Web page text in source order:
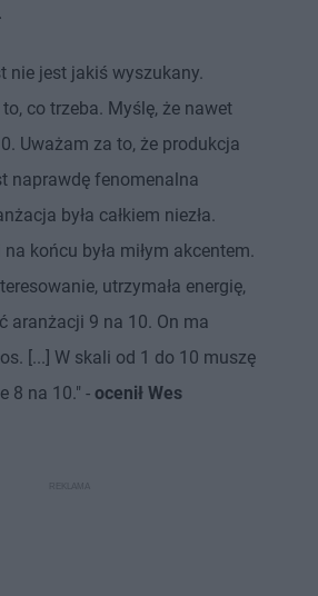
nie jest jakiś wyszukany.
co trzeba. Myślę, że nawet
Uważam za to, że produkcja
naprawdę fenomenalna
była całkiem niezła.
końcu była miłym akcentem.
utrzymała energię,
aranżacji 9 na 10. On ma
[...] W skali od 1 do 10 muszę
8 na 10." - ocenił Wes